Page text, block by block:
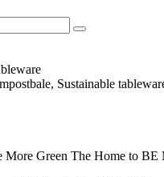
Sustainable
More Green The Home to BE